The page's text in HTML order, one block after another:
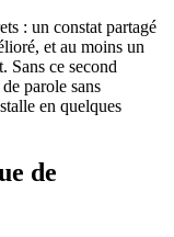
: un constat partagé
et au moins un
Sans ce second
parole sans
en quelques
de